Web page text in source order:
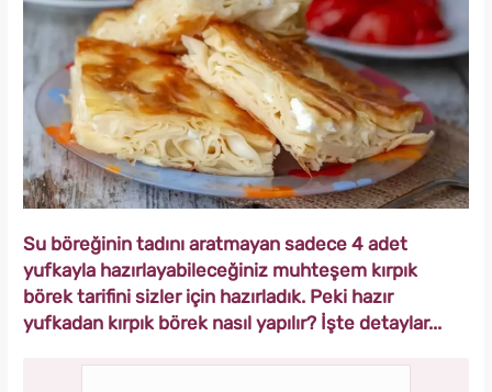
Su böreğinin tadını aratmayan sadece 4 adet
yufkayla hazırlayabileceğiniz muhteşem kırpık
börek tarifini sizler için hazırladık. Peki hazır
yufkadan kırpık börek nasıl yapılır? İşte detaylar...